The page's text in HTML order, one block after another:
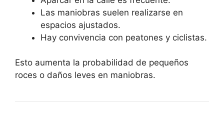
Las maniobras suelen realizarse en
espacios ajustados.
Hay convivencia con peatones y ciclistas.
Esto aumenta la probabilidad de pequeños
roces o daños leves en maniobras.